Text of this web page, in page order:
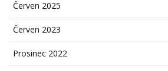
Červen 2025
Červen 2023
Prosinec 2022